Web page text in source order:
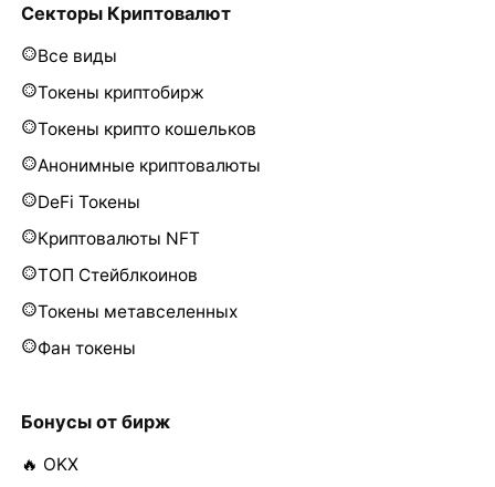
Секторы Криптовалют
Все виды
Токены криптобирж
Токены крипто кошельков
Анонимные криптовалюты
DeFi Токены
Криптовалюты NFT
ТОП Стейблкоинов
Токены метавселенных
Фан токены
Бонусы от бирж
🔥 OKX